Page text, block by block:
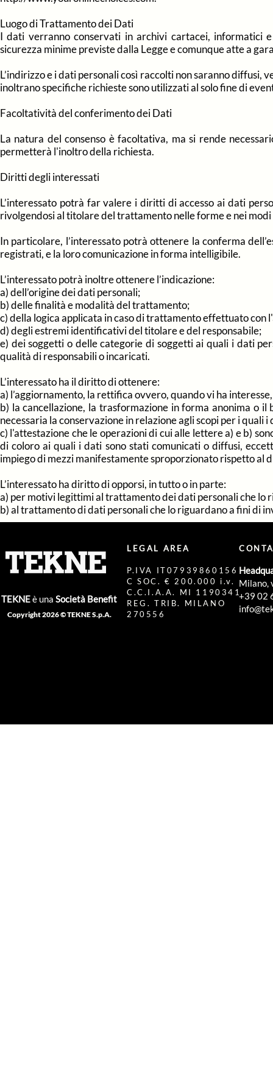
Luogo di Trattamento dei Dati
I dati verranno conservati in archivi cartacei, informatici
sicurezza minime previste dalla Legge e comunque atte a
L’indirizzo e i dati personali così raccolti non saranno
inoltrano specifiche richieste sono utilizzati al solo fine di
Facoltatività del conferimento dei Dati
La natura del consenso è facoltativa, ma si rende
permetterà l'inoltro della richiesta.
Diritti degli interessati
L’interessato potrà far valere i diritti di accesso ai dati
rivolgendosi al titolare del trattamento nelle forme e nei
In particolare, l’interessato potrà ottenere la conferma
registrati, e la loro comunicazione in forma intelligibile.
L’interessato potrà inoltre ottenere l’indicazione:
a) dell’origine dei dati personali;
b) delle finalità e modalità del trattamento;
c) della logica applicata in caso di trattamento effettuato con
d) degli estremi identificativi del titolare e del responsabile;
e) dei soggetti o delle categorie di soggetti ai quali i dati
qualità di responsabili o incaricati.
L’interessato ha il diritto di ottenere:
a) l’aggiornamento, la rettifica ovvero, quando vi ha
b) la cancellazione, la trasformazione in forma anonima o
necessaria la conservazione in relazione agli scopi per i
c) l'attestazione che le operazioni di cui alle lettere a) e b)
di coloro ai quali i dati sono stati comunicati o diffusi,
impiego di mezzi manifestamente sproporzionato rispetto al
L’interessato ha diritto di opporsi, in tutto o in parte:
a) per motivi legittimi al trattamento dei dati personali che lo
b) al trattamento di dati personali che lo riguardano a fini di
TEKNEè una Società Benefit
Copyright 2026 © TEKNE S.p.A.
LEGAL AREA
P.IVA IT07939860156
C SOC. € 200.000 i.v.
C.C.I.A.A. MI 1190341
REG. TRIB. MILANO
270556
Milano,
+39 02